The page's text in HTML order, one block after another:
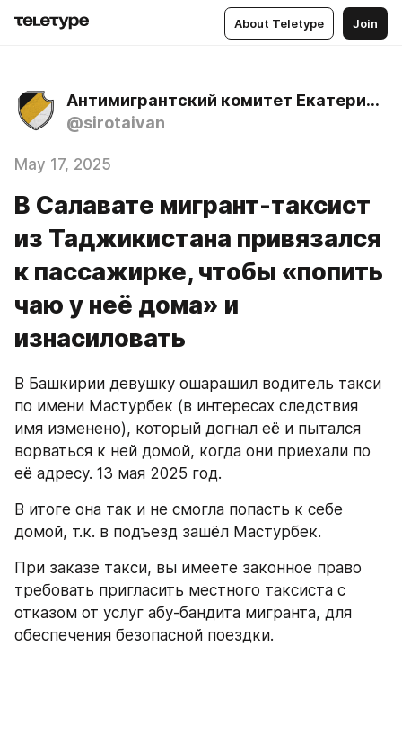
About Teletype Join
Антимигрантский комитет Екатеринбурга
@sirotaivan
May 17, 2025
В Салавате мигрант-таксист
из Таджикистана привязался
к пассажирке, чтобы «попить
чаю у неё дома» и
изнасиловать
В Башкирии девушку ошарашил водитель такси
по имени Мастурбек (в интересах следствия
имя изменено), который догнал её и пытался
ворваться к ней домой, когда они приехали по
её адресу. 13 мая 2025 год.
В итоге она так и не смогла попасть к себе
домой, т.к. в подъезд зашёл Мастурбек.
При заказе такси, вы имеете законное право
требовать пригласить местного таксиста с
отказом от услуг абу-бандита мигранта, для
обеспечения безопасной поездки.